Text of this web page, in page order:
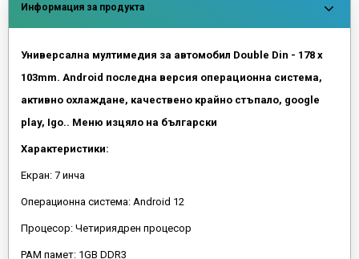
Информация за продукта
Универсална мултимедия за автомобил Double Din - 178 x
103mm. Android последна версия операционна система,
активно охлаждане, качествено крайно стъпало, google
play, Igo.. Меню изцяло на български
Характеристики:
Екран: 7 инча
Операционна система: Android 12
Процесор: Четириядрен процесор
РАМ памет: 1GB DDR3